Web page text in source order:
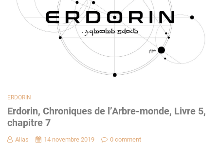
ERDORIN
Erdorin, Chroniques de l’Arbre-monde, Livre 5,
chapitre 7
Alias 14 novembre 2019 0 comment